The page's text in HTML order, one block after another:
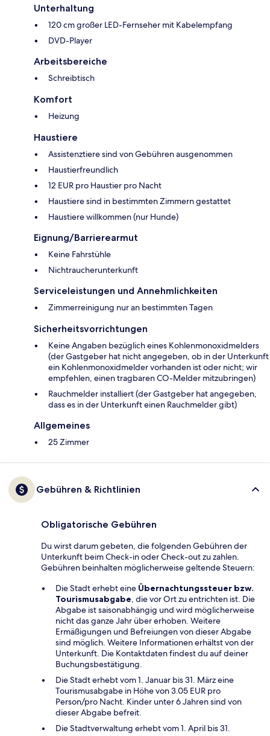
Unterhaltung
120 cm großer LED-Fernseher mit Kabelempfang
DVD-Player
Arbeitsbereiche
Schreibtisch
Komfort
Heizung
Haustiere
Assistenztiere sind von Gebühren ausgenommen
Haustierfreundlich
12 EUR pro Haustier pro Nacht
Haustiere sind in bestimmten Zimmern gestattet
Haustiere willkommen (nur Hunde)
Eignung/Barrierearmut
Keine Fahrstühle
Nichtraucherunterkunft
Serviceleistungen und Annehmlichkeiten
Zimmerreinigung nur an bestimmten Tagen
Sicherheitsvorrichtungen
Keine Angaben bezüglich eines Kohlenmonoxidmelders
(der Gastgeber hat nicht angegeben, ob in der Unterkunft
ein Kohlenmonoxidmelder vorhanden ist oder nicht; wir
empfehlen, einen tragbaren CO-Melder mitzubringen)
Rauchmelder installiert (der Gastgeber hat angegeben,
dass es in der Unterkunft einen Rauchmelder gibt)
Allgemeines
25 Zimmer
Gebühren & Richtlinien
Obligatorische Gebühren
Du wirst darum gebeten, die folgenden Gebühren der
Unterkunft beim Check-in oder Check-out zu zahlen.
Gebühren beinhalten möglicherweise geltende Steuern:
Die Stadt erhebt eine Übernachtungssteuer bzw.
Tourismusabgabe, die vor Ort zu entrichten ist. Die
Abgabe ist saisonabhängig und wird möglicherweise
nicht das ganze Jahr über erhoben. Weitere
Ermäßigungen und Befreiungen von dieser Abgabe
sind möglich. Weitere Informationen erhältst von der
Unterkunft. Die Kontaktdaten findest du auf deiner
Buchungsbestätigung.
Die Stadt erhebt vom 1. Januar bis 31. März eine
Tourismusabgabe in Höhe von 3.05 EUR pro
Person/pro Nacht. Kinder unter 6 Jahren sind von
dieser Abgabe befreit.
Die Stadtverwaltung erhebt vom 1. April bis 31.